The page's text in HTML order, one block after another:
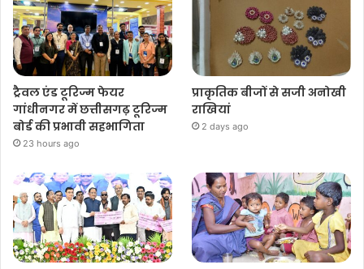
ट्रैवल एंड टूरिज्म फेयर
गांधीनगर में छत्तीसगढ़ टूरिज्म
बोर्ड की प्रभावी सहभागिता
23 hours ago
प्राकृतिक बीजों से सजी अनोखी
राखियां
2 days ago